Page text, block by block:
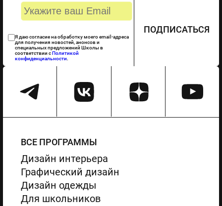
Я даю согласие на обработку моего email-адреса
для получения новостей, анонсов и
специальных предложений Школы в
соответствии сПолитикой
конфиденциальности.
ПОДПИСАТЬСЯ
ВСЕ ПРОГРАММЫ
Дизайн интерьера
Графический дизайн
Дизайн одежды
Для школьников